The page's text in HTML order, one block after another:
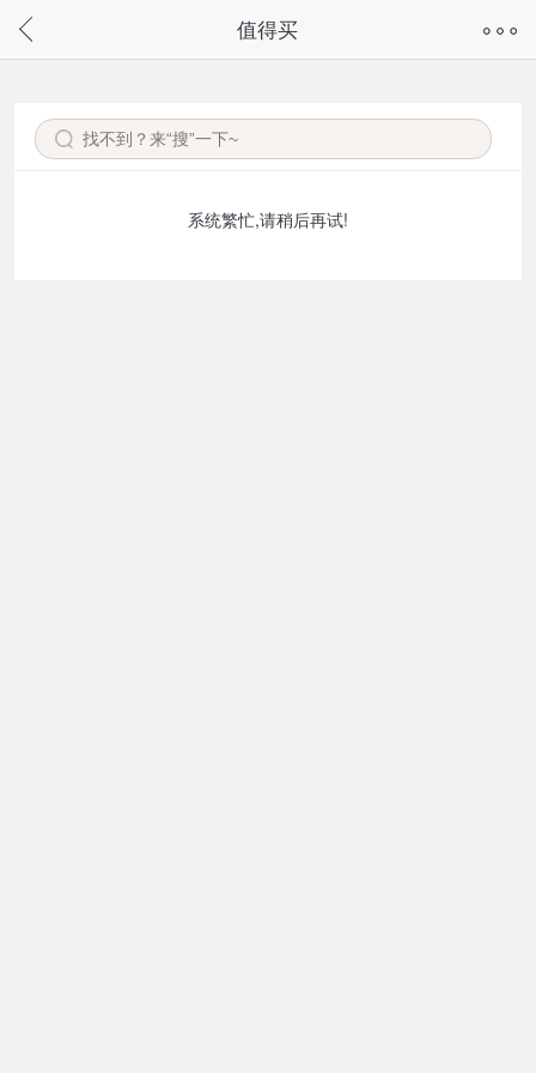
请通过微信或支付宝搜“奇兔客小程序”访问
值得买
系统繁忙,请稍后再试!